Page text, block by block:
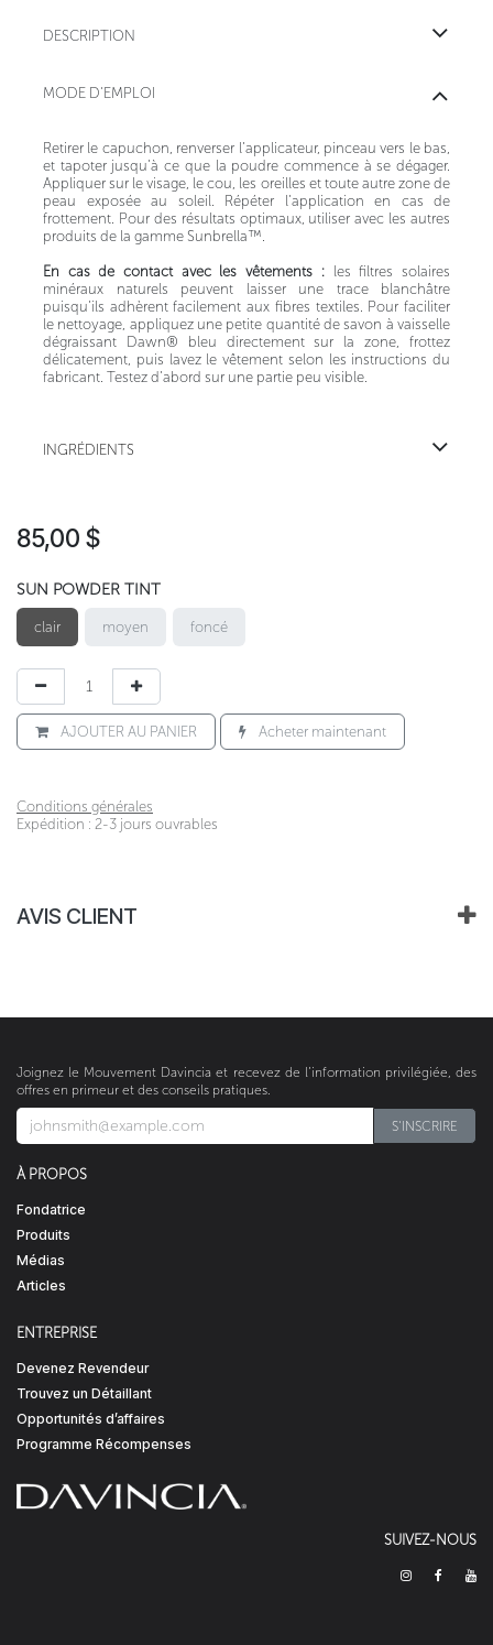
DESCRIPTION
MODE D'EMPLOI
Retirer le capuchon, renverser l’applicateur, pinceau vers le bas,
et tapoter jusqu’à ce que la poudre commence à se dégager.
Appliquer sur le visage, le cou, les oreilles et toute autre zone de
peau exposée au soleil. Répéter l’application en cas de
frottement. Pour des résultats optimaux, utiliser avec les autres
produits de la gamme Sunbrella™.
En cas de contact avec les vêtements :les filtres solaires
minéraux naturels peuvent laisser une trace blanchâtre
puisqu’ils adhèrent facilement aux fibres textiles. Pour faciliter
le nettoyage, appliquez une petite quantité de savon à vaisselle
dégraissant Dawn® bleu directement sur la zone, frottez
délicatement, puis lavez le vêtement selon les instructions du
fabricant. Testez d’abord sur une partie peu visible.
INGRÉDIENTS
85,00 $
SUN POWDER TINT
clair moyen foncé
AJOUTER AU PANIER Acheter maintenant
Conditions générales
Expédition : 2-3 jours ouvrables
AVIS CLIENT
Joignez le Mouvement Davincia et recevez de l’information privilégiée, des
offres en primeur et des conseils pratiques.
S'INSCRIRE​​​​
À PROPOS
Fondatrice
Produits
Médias
Articles
ENTREPRISE
Devenez Revendeur
Trouvez un Détaillant
Opportunités d’affaires
Programme Récompenses
SUIVEZ-NOUS